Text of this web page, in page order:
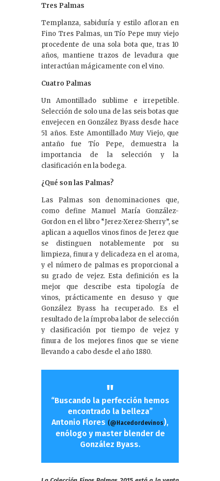
Tres Palmas
Templanza, sabiduría y estilo afloran en
Fino Tres Palmas, un Tío Pepe muy viejo
procedente de una sola bota que, tras 10
años, mantiene trazos de levadura que
interactúan mágicamente con el vino.
Cuatro Palmas
Un Amontillado sublime e irrepetible.
Selección de solo una de las seis botas que
envejecen en González Byass desde hace
51 años. Este Amontillado Muy Viejo, que
antaño fue Tío Pepe, demuestra la
importancia de la selección y la
clasificación en la bodega.
¿Qué son las Palmas?
Las Palmas son denominaciones que,
como define Manuel María González-
Gordon en el libro “Jerez-Xerez-Sherry”, se
aplican a aquellos vinos finos de Jerez que
se distinguen notablemente por su
limpieza, finura y delicadeza en el aroma,
y el número de palmas es proporcional a
su grado de vejez. Esta definición es la
mejor que describe esta tipología de
vinos, prácticamente en desuso y que
González Byass ha recuperado. Es el
resultado de la ímproba labor de selección
y clasificación por tiempo de vejez y
finura de los mejores finos que se viene
llevando a cabo desde el año 1880.
“Buscando la perfección hemos
encontrado la belleza”
Antonio Flores (@Hacedordevinos),
enólogo y master blender de
González Byass.